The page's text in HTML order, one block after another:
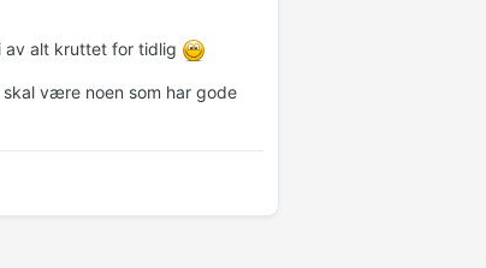
av alt kruttet for tidlig
være noen som har gode